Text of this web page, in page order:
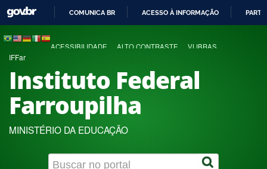
COMUNICA BR ACESSO À INFORMAÇÃO
ACESSIBILIDADE ALTO CONTRASTE VLIBRAS
IFFar
Instituto Federal
Farroupilha
MINISTÉRIO DA EDUCAÇÃO